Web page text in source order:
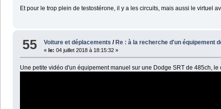
Et pour le trop plein de testostérone, il y a les circuits, mais aussi le virtuel
55 Voiture et déplacements /Re : à la recherche d'un équipement
«le: 04 juillet 2018 à 18:15:32 »
Une petite vidéo d'un équipement manuel sur une Dodge SRT de 485ch,